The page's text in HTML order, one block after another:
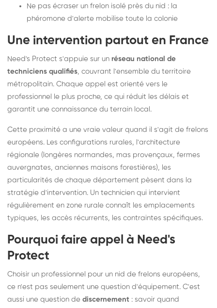
Ne pas écraser un frelon isolé près du nid : la
phéromone d'alerte mobilise toute la colonie
Une intervention partout en France
Need's Protect s'appuie sur un réseau national de
techniciens qualifiés, couvrant l'ensemble du territoire
métropolitain. Chaque appel est orienté vers le
professionnel le plus proche, ce qui réduit les délais et
garantit une connaissance du terrain local.
Cette proximité a une vraie valeur quand il s'agit de frelons
européens. Les configurations rurales, l'architecture
régionale (longères normandes, mas provençaux, fermes
auvergnates, anciennes maisons forestières), les
particularités de chaque département pèsent dans la
stratégie d'intervention. Un technicien qui intervient
régulièrement en zone rurale connaît les emplacements
typiques, les accès récurrents, les contraintes spécifiques.
Pourquoi faire appel à Need's
Protect
Choisir un professionnel pour un nid de frelons européens,
ce n'est pas seulement une question d'équipement. C'est
aussi une question de discernement : savoir quand